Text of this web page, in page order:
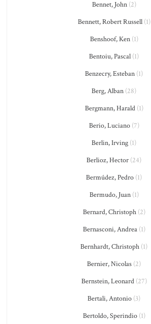
Bennet, John(2)
Bennett, Robert Russell(1)
Benshoof, Ken(1)
Bentoiu, Pascal (1)
Benzecry, Esteban (1)
Berg, Alban (28)
Bergmann, Harald(1)
Berio, Luciano(7)
Berlin, Irving (1)
Berlioz, Hector (24)
Bermúdez, Pedro (1)
Bermudo, Juan(1)
Bernard, Christoph(2)
Bernasconi, Andrea(1)
Bernhardt, Christoph (1)
Bernier, Nicolas (2)
Bernstein, Leonard(27)
Bertali, Antonio (3)
Bertoldo, Sperindio(1)